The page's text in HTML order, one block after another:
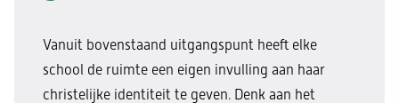
Vanuit bovenstaand uitgangspunt heeft elke
school de ruimte een eigen invulling aan haar
christelijke identiteit te geven. Denk aan het